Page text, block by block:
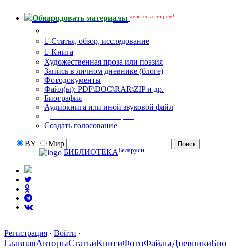
Обнародовать материалы делитесь с миром!
Статья, обзор, исследование
Книга
Художественная проза или поэзия
Запись в личном дневнике (блоге)
Фотодокументы
Файл(ы): PDF\DOC\RAR\ZIP и др.
Биография
Аудиокнига или иной звуковой файл
Создать голосование
BY
Мир
БИБЛИОТЕКАБеларуси
Регистрация · Войти ·
ГлавнаяАвторыСтатьиКнигиФотоФайлыДневники